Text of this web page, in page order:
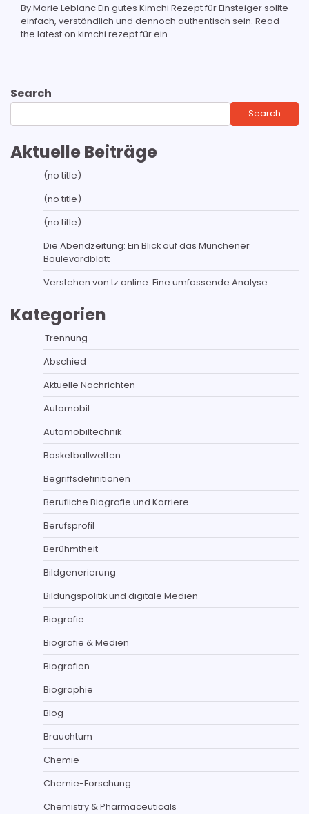
By Marie Leblanc Ein gutes Kimchi Rezept für Einsteiger sollte
einfach, verständlich und dennoch authentisch sein. Read
the latest on kimchi rezept für ein
Search
Search
Aktuelle Beiträge
(no title)
(no title)
(no title)
Die Abendzeitung: Ein Blick auf das Münchener
Boulevardblatt
Verstehen von tz online: Eine umfassende Analyse
Kategorien
Trennung
Abschied
Aktuelle Nachrichten
Automobil
Automobiltechnik
Basketballwetten
Begriffsdefinitionen
Berufliche Biografie und Karriere
Berufsprofil
Berühmtheit
Bildgenerierung
Bildungspolitik und digitale Medien
Biografie
Biografie & Medien
Biografien
Biographie
Blog
Brauchtum
Chemie
Chemie-Forschung
Chemistry & Pharmaceuticals